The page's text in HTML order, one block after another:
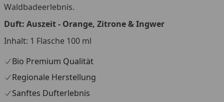
Waldbadeerlebnis.
Duft: Auszeit - Orange, Zitrone & Ingwer
Inhalt: 1 Flasche 100 ml
Bio Premium Qualität
Regionale Herstellung
Sanftes Dufterlebnis